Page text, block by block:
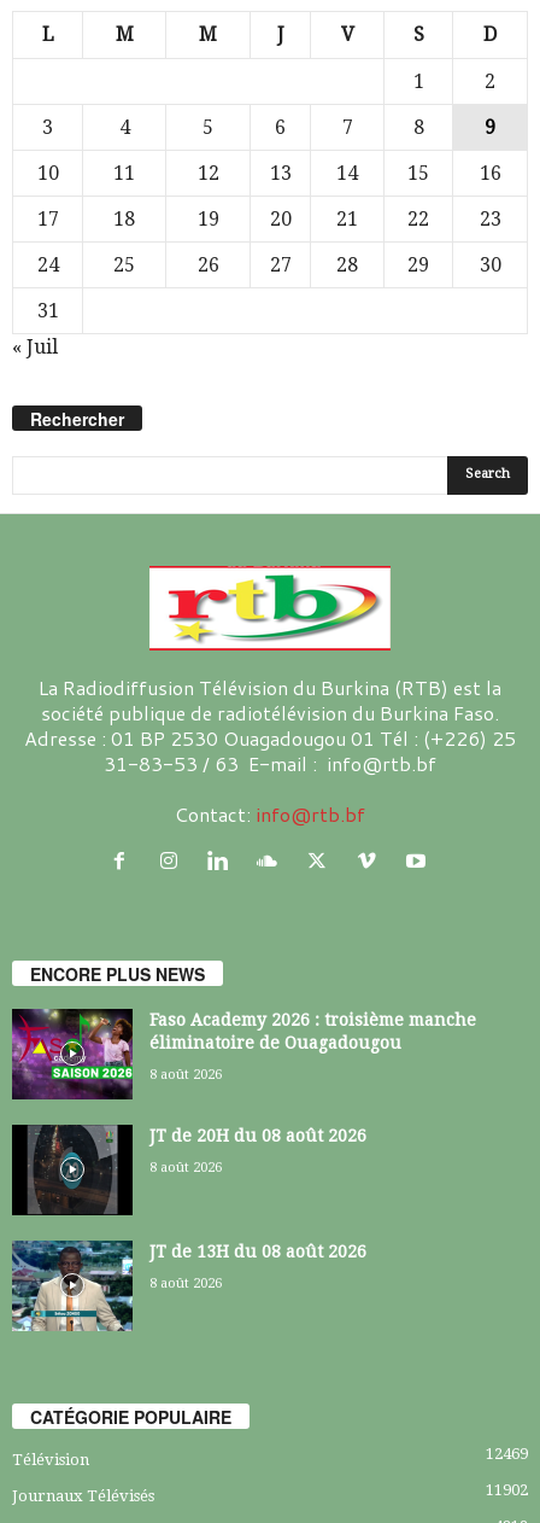
L M M J V S D
1
2
3
4 5 6 7 8
9
10
11 12 13 14 15
16
17
18 19 20 21 22
23
24
25 26 27 28 29
30
31
« Juil
Rechercher
La Radiodiffusion Télévision du Burkina (RTB) est la
société publique de radiotélévision du Burkina Faso.
Adresse : 01 BP 2530 Ouagadougou 01 Tél : (+226) 25
31-83-53 / 63 E-mail : info@rtb.bf
Contact: info@rtb.bf
ENCORE PLUS NEWS
Faso Academy 2026 : troisième manche
éliminatoire de Ouagadougou
8 août 2026
JT de 20H du 08 août 2026
8 août 2026
JT de 13H du 08 août 2026
8 août 2026
CATÉGORIE POPULAIRE
Télévision 12469
Journaux Télévisés
11902